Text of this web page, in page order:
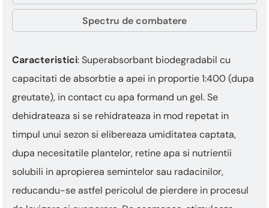
Caracteristici: Superabsorbant biodegradabil cu
capacitati de absorbtie a apei in proportie 1:400 (dupa
greutate), in contact cu apa formand un gel. Se
dehidrateaza si se rehidrateaza in mod repetat in
timpul unui sezon si elibereaza umiditatea captata,
dupa necesitatile plantelor, retine apa si nutrientii
solubili in apropierea semintelor sau radacinilor,
reducandu-se astfel pericolul de pierdere in procesul
Spectru de combatere